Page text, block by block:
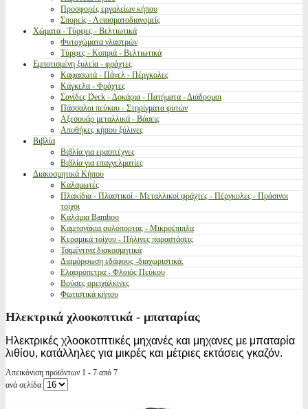
Προσφορές εργαλείων κήπου
Σπορείς - Λιπασματοδιανομείς
Χώματα - Τύρφες - Βελτιωτικά
Φυτοχώματα γλαστρών
Τύρφες - Κοπριά - Βελτιωτικά
Εμποτισμένη ξυλεία - φράχτες
Καφασωτά - Πάνελ - Πέργκολες
Κάγκελα - Φράχτες
Σανίδες Deck - Δοκάρια - Πατήματα - Διάδρομοι
Πάσσαλοι πεύκου - Στηρίγματα φυτών
Αξεσουάρ μεταλλικά - Βάσεις
Αποθήκες κήπου ξύλινες
Βιβλία
Βιβλία για ερασιτέχνες
Βιβλία για επαγγελματίες
Διακοσμητικά Κήπου
Καλαμωτές
Πλακίδια - Πλαστικοί - Μεταλλικοί φράχτες - Πέργκολες - Πράσινοι
τοίχοι
Καλάμια Bamboo
Καμπανάκια αυλόπορτας - Μικροέπιπλα
Κεραμικά τοίχου - Πήλινες παραστάσεις
Τσιμέντινα διακοσμητικά
Διαμόρφωση εδάφους -διαχωριστικά.
Ελαφρόπετρα - Φλοιός Πεύκου
Βρύσες ορειχάλκινες
Φωτιστικά κήπου
Ηλεκτρικά χλοοκοπτικά - μπαταρίας
Ηλεκτρικές χλοοκοτπτικές μηχανές και μηχανες με μπαταρία
λιθίου, κατάλληλες για μικρές και μέτριες εκτάσεις γκαζόν.
Απεικόνιση προϊόντων 1 - 7 από 7
ανά σελίδα